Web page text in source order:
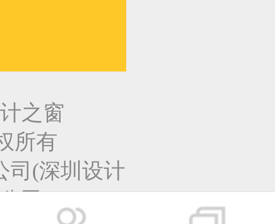
之窗
所有
司(深圳设计
司)